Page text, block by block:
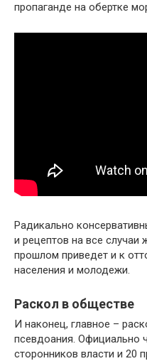
пропаганде на обертке
Радикально
и рецептов на все случаи
прошлом приведет и к
населения и молодежи.
Раскол в обществе
И наконец, главное –
псевдоания. Официально
сторонников власти и 20